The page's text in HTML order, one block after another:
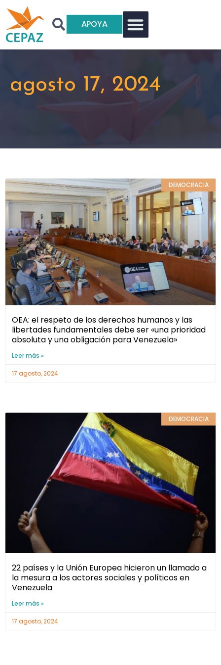
APOYA
agosto 17, 2024
DEMOCRACIA
OEA: el respeto de los derechos humanos y las
libertades fundamentales debe ser «una prioridad
absoluta y una obligación para Venezuela»
Leer más »
17 agosto, 2024
DEMOCRACIA
22 países y la Unión Europea hicieron un llamado a
la mesura a los actores sociales y políticos en
Venezuela
Leer más »
17 agosto, 2024